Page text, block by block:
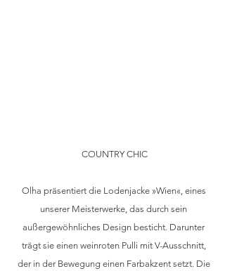
COUNTRY CHIC
Olha präsentiert die Lodenjacke »Wien«, eines
unserer Meisterwerke, das durch sein
außergewöhnliches Design besticht. Darunter
trägt sie einen weinroten Pulli mit V-Ausschnitt,
der in der Bewegung einen Farbakzent setzt. Die